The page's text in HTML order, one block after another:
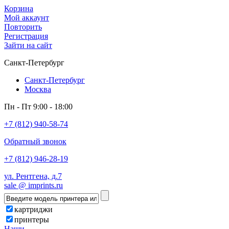
Корзина
Мой аккаунт
Повторить
Регистрация
Зайти на сайт
Санкт-Петербург
Санкт-Петербург
Москва
Пн - Пт 9:00 - 18:00
+7 (812) 940-58-74
Обратный звонок
+7 (812) 946-28-19
ул. Рентгена, д.7
sale @ imprints.ru
картриджи
принтеры